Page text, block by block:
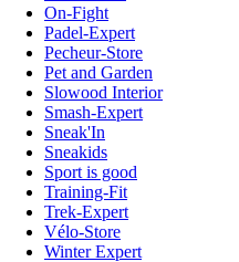
On-Fight
Padel-Expert
Pecheur-Store
Pet and Garden
Slowood Interior
Smash-Expert
Sneak'In
Sneakids
Sport is good
Training-Fit
Trek-Expert
Vélo-Store
Winter Expert